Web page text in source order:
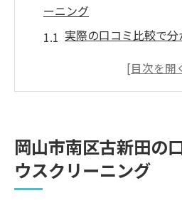
ーニング
実際の口コミ比較で
岡山市南区古新田で
価ポイント
人気のハウスクリーニ
岡山市南区古新田の
ウスクリーニング